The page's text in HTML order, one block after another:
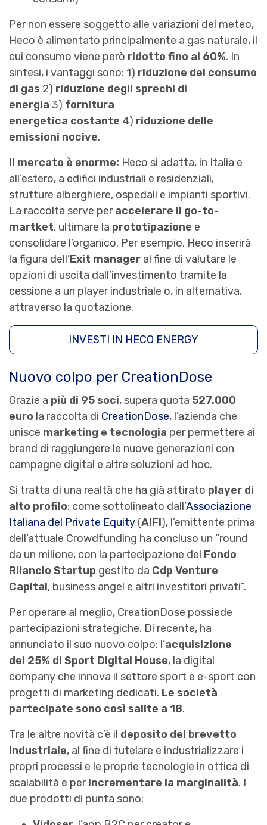
Per non essere soggetto alle variazioni del meteo,
Heco è alimentato principalmente a gas naturale, il
cui consumo viene però ridotto fino al 60%. In
sintesi, i vantaggi sono: 1) riduzione del consumo
di gas 2) riduzione degli sprechi di
energia 3) fornitura
energetica costante 4) riduzione delle
emissioni nocive.
Il mercato è enorme: Heco si adatta, in Italia e
all’estero, a edifici industriali e residenziali,
strutture alberghiere, ospedali e impianti sportivi.
La raccolta serve peraccelerare il go-to-
martket, ultimare la prototipazione e
consolidare l’organico. Per esempio, Heco inserirà
la figura dell’Exit manager al fine di valutare le
opzioni di uscita dall’investimento tramite la
cessione a un player industriale o, in alternativa,
attraverso la quotazione.
INVESTI IN HECO ENERGY
Nuovo colpo per CreationDose
Grazie a più di 95 soci, supera quota 527.000
euro la raccolta di CreationDose, l’azienda che
unisce marketing e tecnologia per permettere ai
brand di raggiungere le nuove generazioni con
campagne digital e altre soluzioni ad hoc.
Si tratta di una realtà che ha già attirato player di
alto profilo: come sottolineato dall’Associazione
Italiana del Private Equity (AIFI), l’emittente prima
dell’attuale Crowdfunding ha concluso un “round
da un milione, con la partecipazione del Fondo
Rilancio Startup gestito da Cdp Venture
Capital, business angel e altri investitori privati”.
Per operare al meglio, CreationDose possiede
partecipazioni strategiche. Di recente, ha
annunciato il suo nuovo colpo: l’acquisizione
del 25% di Sport Digital House, la digital
company che innova il settore sport e e-sport con
progetti di marketing dedicati. Le società
partecipate sono così salite a 18.
Tra le altre novità c’è il deposito del brevetto
industriale, al fine di tutelare e industrializzare i
propri processi e le proprie tecnologie in ottica di
scalabilità e perincrementare la marginalità. I
due prodotti di punta sono: